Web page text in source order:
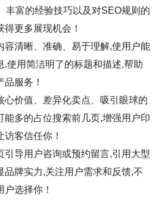
丰富的经验技巧以及对SEO规则的
更多展现机会！
容清晰、准确、易于理解,使用户能
.使用简洁明了的标题和描述,帮助
服务！
心价值、差异化卖点、吸引眼球的
能多的占位搜索前几页,增强用户印
客信任你！
引导用户咨询或预约留言,引用大型
品牌实力,关注用户需求和反馈,不
选择你！